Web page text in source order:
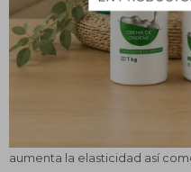
Indicada para uso luego de la
La utilización de una crema
nutrientes a nuestra piel que
regeneración. Las células de
aumenta la elasticidad así